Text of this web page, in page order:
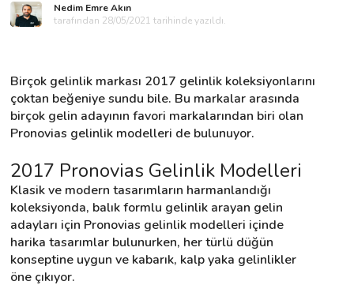
Kategoriler
🎈 Biz Kimiz?
🧐 Nasıl Çalışır?
🌟 Müşteri Değerlendirmeleri
Destek
İletişim
Nedim Emre Akın
tarafından 28/05/2021 tarihinde yazıldı.
Birçok gelinlik markası 2017 gelinlik koleksiyonlarını
çoktan beğeniye sundu bile. Bu markalar arasında
birçok gelin adayının favori markalarından biri olan
Pronovias gelinlik modelleri de bulunuyor.
2017 Pronovias Gelinlik Modelleri
Klasik ve modern tasarımların harmanlandığı
koleksiyonda, balık formlu gelinlik arayan gelin
adayları için Pronovias gelinlik modelleri içinde
harika tasarımlar bulunurken, her türlü düğün
konseptine uygun ve kabarık, kalp yaka gelinlikler
öne çıkıyor.